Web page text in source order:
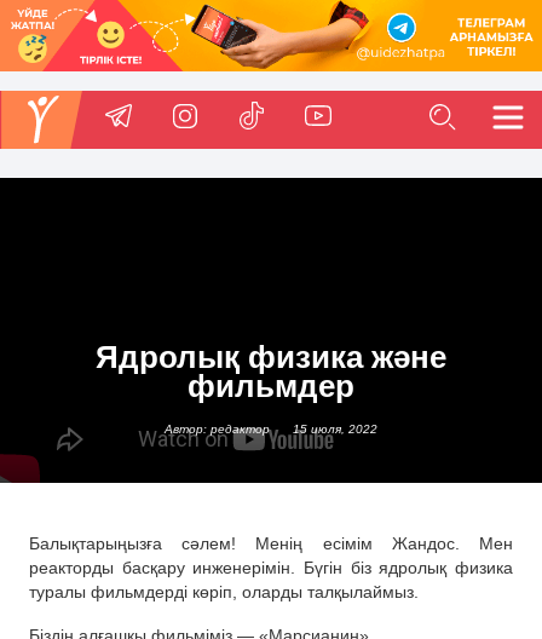
Ядролық физика және
фильмдер
Автор: редактор 15 июля, 2022
Балықтарыңызға сәлем! Менің есімім Жандос. Мен
реакторды басқару инженерімін. Бүгін біз ядролық физика
туралы фильмдерді көріп, оларды талқылаймыз.